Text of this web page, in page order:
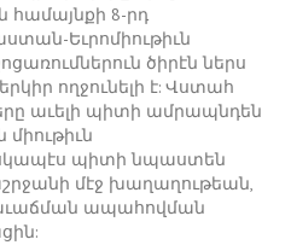
8-րդ
Եւրոմիութիւն
ծիրէն ներս
ողջունելի է: Վստահ
աւելի պիտի ամրապնդեն
պիտի նպաստեն
մէջ խաղաղութեան,
ապահովման